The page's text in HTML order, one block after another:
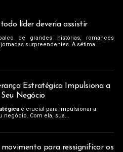
líder deveria assistir
de grandes histórias, romances
surpreendentes. A sétima...
Estratégica Impulsiona a
Negócio
é crucial para impulsionar a
negócio. Com ela, sua...
movimento para ressignificar os